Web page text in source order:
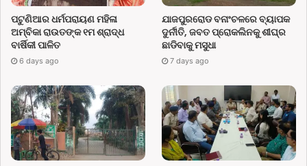
ପଟୁଣିଆର ଧର୍ମପରାୟଣ ମହିଳା
ଅମ୍ବିକା ରାଉତଙ୍କ ୧ମ ଶ୍ରାଦ୍ଧ
ବାର୍ଷିକୀ ପାଳିତ
6 days ago
ଯାଜପୁରରୋଡ ବନାଂଚଳରେ ବ୍ୟାପକ
ଦୁର୍ନୀତି, ଜବତ ପ୍ରୋକଲିନକୁ ଶୀଘ୍ର
ଛାଡିବାକୁ ମସୁଧା
7 days ago